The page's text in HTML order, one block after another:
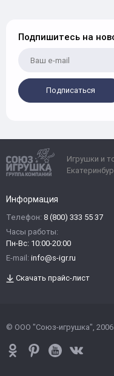
Подпишитесь на
Подписаться
Игрушки и
Информация
Телефон: 8 (800) 333 55 37
Часы работы:
Пн-Вс: 10:00-20:00
E-mail: info@s-igr.ru
Скачать прайс-лист
© ООО "Союз-игрушка", 2006